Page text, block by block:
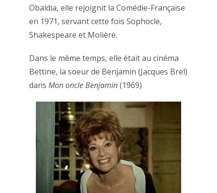
Obaldia, elle rejoignit la Comédie-Française
en 1971, servant cette fois Sophocle,
Shakespeare et Molière.
Dans le même temps, elle était au cinéma
Bettine, la soeur de Benjamin (Jacques Brel)
dans Mon oncle Benjamin(1969)